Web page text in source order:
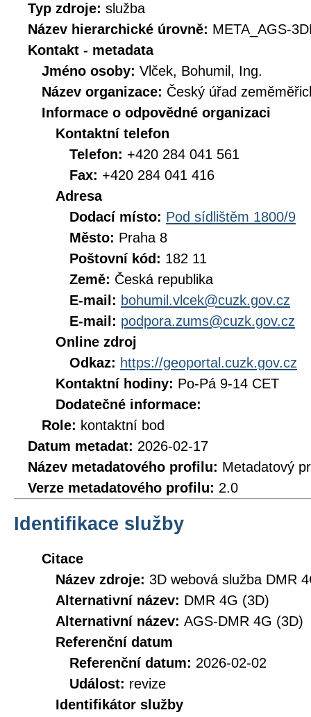
Typ zdroje: služba
Název hierarchické úrovně: META_AGS-
Kontakt - metadata
Jméno osoby: Vlček, Bohumil, Ing.
Název organizace: Český úřad
Informace o odpovědné organizaci
Kontaktní telefon
Telefon: +420 284 041 561
Fax: +420 284 041 416
Adresa
Dodací místo: Pod sídlištěm 1800/9
Město: Praha 8
Poštovní kód: 182 11
Země: Česká republika
E-mail: bohumil.vlcek@cuzk.gov.cz
E-mail: podpora.zums@cuzk.gov.cz
Online zdroj
Odkaz: https://geoportal.cuzk.gov.cz
Kontaktní hodiny: Po-Pá 9-14 CET
Dodatečné informace:
Role: kontaktní bod
Datum metadat: 2026-02-17
Název metadatového profilu: Metadatový
Verze metadatového profilu: 2.0
Identifikace služby
Citace
Název zdroje: 3D webová služba DMR
Alternativní název: DMR 4G (3D)
Alternativní název: AGS-DMR 4G (3D)
Referenční datum
Referenční datum: 2026-02-02
Událost: revize
Identifikátor služby